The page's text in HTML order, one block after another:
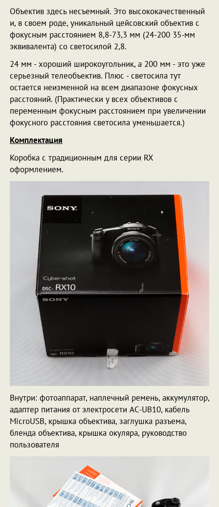
Объектив здесь несъемный. Это высококачественный
и, в своем роде, уникальный цейсовский объектив с
фокусным расстоянием 8,8-73,3 мм (24-200 35-мм
эквивалента) со светосилой 2,8.
24 мм - хороший широкоугольник, а 200 мм - это уже
серьезный телеобъектив. Плюс - светосила тут
остается неизменной на всем диапазоне фокусных
расстояний. (Практически у всех объективов с
переменным фокусным расстоянием при увеличении
фокусного расстояния светосила уменьшается.)
Комплектация
Коробка с традиционным для серии RX
оформлением.
Внутри: фотоаппарат, наплечный ремень, аккумулятор,
адаптер питания от электросети AC-UB10, кабель
MicroUSB, крышка объектива, заглушка разъема,
бленда объектива, крышка окуляра, руководство
пользователя